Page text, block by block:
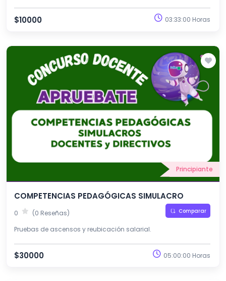
$10000 03:33:00 Horas
Principiante
COMPETENCIAS PEDAGÓGICAS SIMULACRO
0 (0 Reseñas) Comparar
Pruebas de ascensos y reubicación salarial.
$30000 05:00:00 Horas